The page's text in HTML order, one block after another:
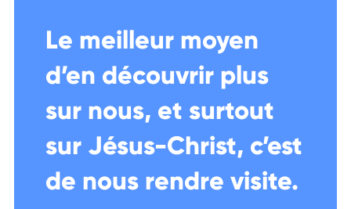
Le meilleur moyen
d’en découvrir plus
sur nous, et surtout
sur Jésus-Christ, c’est
de nous rendre visite.